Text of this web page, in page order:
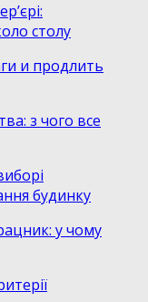
столу
и продлить
з чого все
будинку
у чому